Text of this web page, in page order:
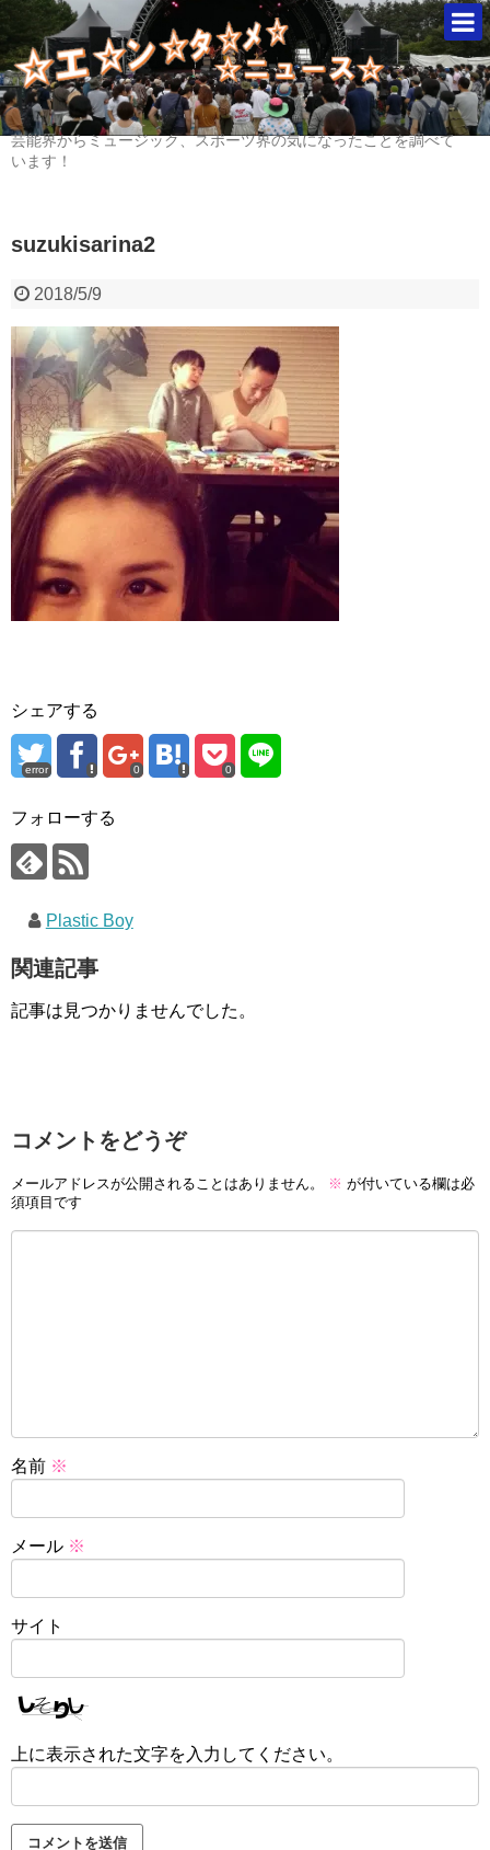
芸能界からミュージック、スポーツ界の気になったことを調べて
います！
suzukisarina2
2018/5/9
シェアする
error 0 0
フォローする
Plastic Boy
関連記事
記事は見つかりませんでした。
コメントをどうぞ
メールアドレスが公開されることはありません。 ※ が付いている欄は必
須項目です
名前 ※
メール ※
サイト
上に表示された文字を入力してください。